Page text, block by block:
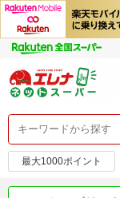
最大1000ポイント